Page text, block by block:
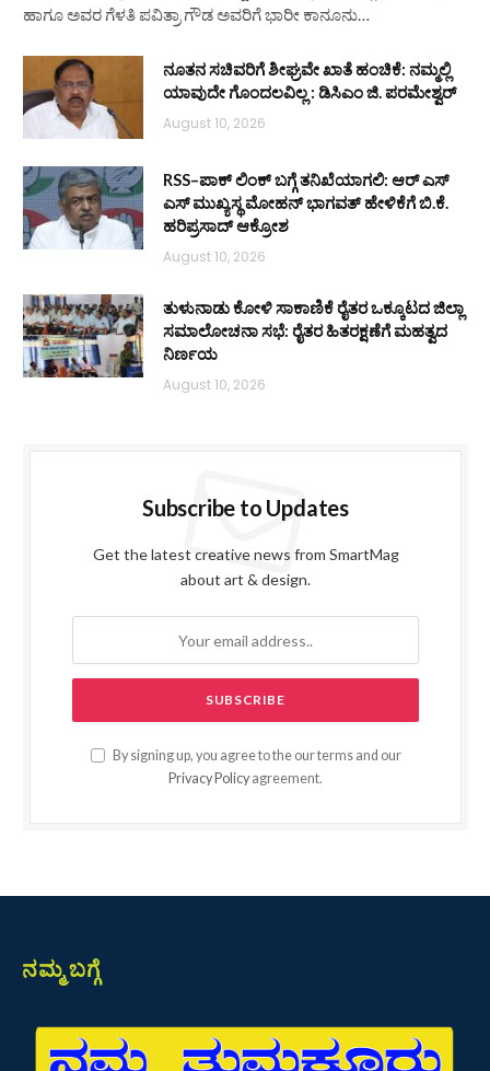
ಹಾಗೂ ಅವರ ಗೆಳತಿ ಪವಿತ್ರಾ ಗೌಡ ಅವರಿಗೆ ಭಾರೀ ಕಾನೂನು…
ನೂತನ ಸಚಿವರಿಗೆ ಶೀಘ್ರವೇ ಖಾತೆ ಹಂಚಿಕೆ: ನಮ್ಮಲ್ಲಿ
ಯಾವುದೇ ಗೊಂದಲವಿಲ್ಲ : ಡಿಸಿಎಂ ಜಿ. ಪರಮೇಶ್ವರ್
August 10, 2026
RSS–ಪಾಕ್ ಲಿಂಕ್ ಬಗ್ಗೆ ತನಿಖೆಯಾಗಲಿ: ಆರ್‌ ಎಸ್‌
ಎಸ್ ಮುಖ್ಯಸ್ಥ ಮೋಹನ್ ಭಾಗವತ್ ಹೇಳಿಕೆಗೆ ಬಿ.ಕೆ.
ಹರಿಪ್ರಸಾದ್ ಆಕ್ರೋಶ
August 10, 2026
ತುಳುನಾಡು ಕೋಳಿ ಸಾಕಾಣಿಕೆ ರೈತರ ಒಕ್ಕೂಟದ ಜಿಲ್ಲಾ
ಸಮಾಲೋಚನಾ ಸಭೆ: ರೈತರ ಹಿತರಕ್ಷಣೆಗೆ ಮಹತ್ವದ
ನಿರ್ಣಯ
August 10, 2026
Subscribe to Updates
Get the latest creative news from SmartMag
about art & design.
By signing up, you agree to the our terms and our
Privacy Policy agreement.
ನಮ್ಮ ಬಗ್ಗೆ